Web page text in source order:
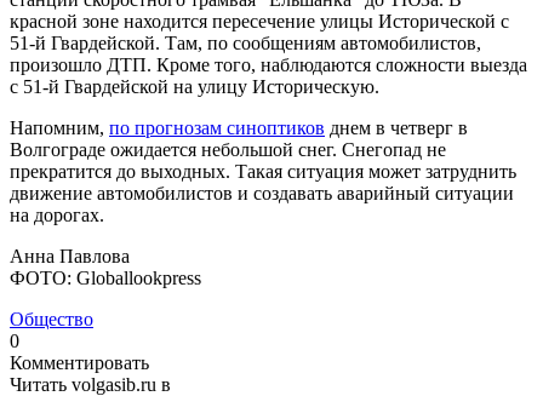
красной зоне находится пересечение улицы Исторической с
51-й Гвардейской. Там, по сообщениям автомобилистов,
произошло ДТП. Кроме того, наблюдаются сложности выезда
с 51-й Гвардейской на улицу Историческую.
Напомним, по прогнозам синоптиков днем в четверг в
Волгограде ожидается небольшой снег. Снегопад не
прекратится до выходных. Такая ситуация может затруднить
движение автомобилистов и создавать аварийный ситуации
на дорогах.
Анна Павлова
ФОТО: Globallookpress
Общество
0
Комментировать
Читать volgasib.ru в